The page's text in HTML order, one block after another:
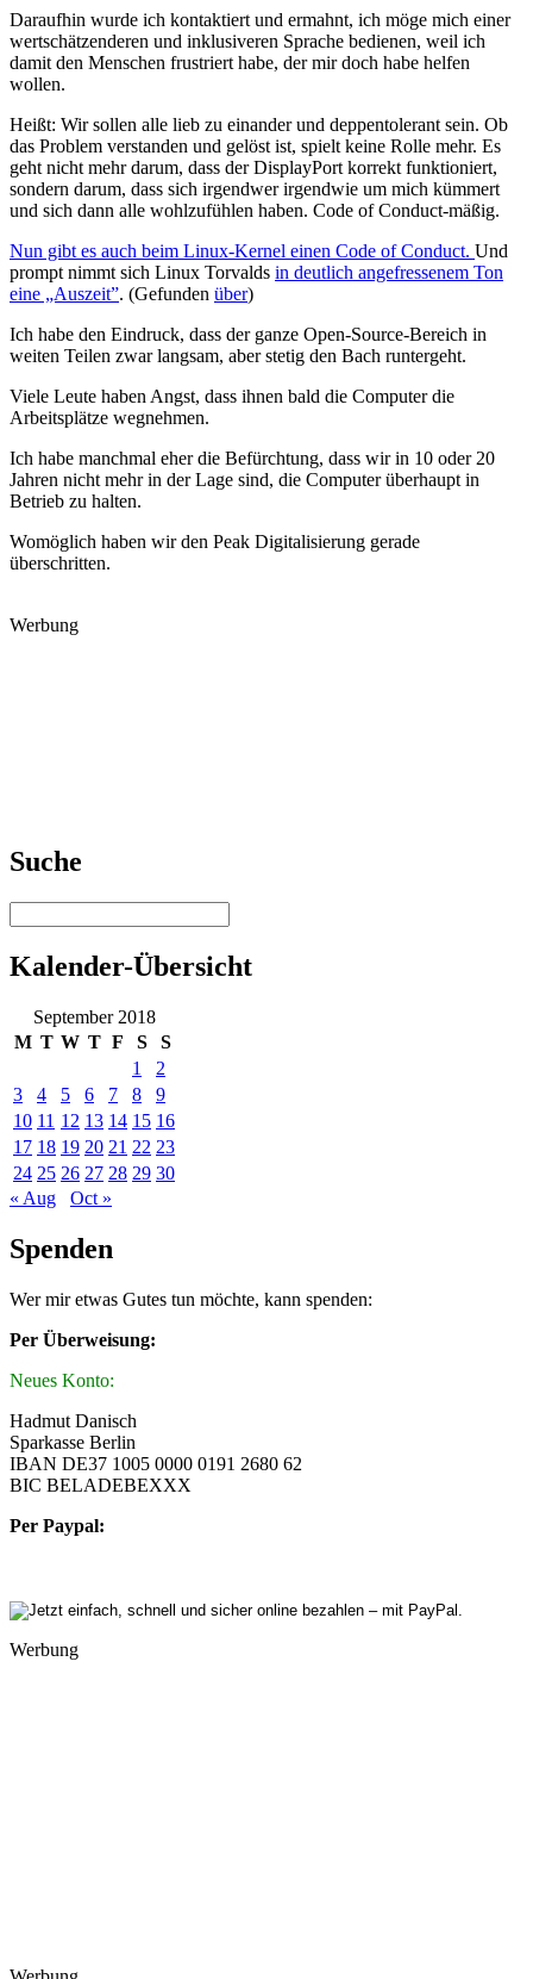
Daraufhin wurde ich kontaktiert und ermahnt, ich möge mich einer
wertschätzenderen und inklusiveren Sprache bedienen, weil ich
damit den Menschen frustriert habe, der mir doch habe helfen
wollen.
Heißt: Wir sollen alle lieb zu einander und deppentolerant sein. Ob
das Problem verstanden und gelöst ist, spielt keine Rolle mehr. Es
geht nicht mehr darum, dass der DisplayPort korrekt funktioniert,
sondern darum, dass sich irgendwer irgendwie um mich kümmert
und sich dann alle wohlzufühlen haben. Code of Conduct-mäßig.
Nun gibt es auch beim Linux-Kernel einen Code of Conduct. Und
prompt nimmt sich Linux Torvalds in deutlich angefressenem Ton
eine „Auszeit”. (Gefunden über)
Ich habe den Eindruck, dass der ganze Open-Source-Bereich in
weiten Teilen zwar langsam, aber stetig den Bach runtergeht.
Viele Leute haben Angst, dass ihnen bald die Computer die
Arbeitsplätze wegnehmen.
Ich habe manchmal eher die Befürchtung, dass wir in 10 oder 20
Jahren nicht mehr in der Lage sind, die Computer überhaupt in
Betrieb zu halten.
Womöglich haben wir den Peak Digitalisierung gerade
überschritten.
Werbung
Suche
Kalender-Übersicht
September 2018
M T W T F S
S
1
2
3
4 5 6 7 8
9
10 11 12 13 14 15 16
17 18 19 20 21 22 23
24 25 26 27 28 29 30
« Aug
Oct »
Spenden
Wer mir etwas Gutes tun möchte, kann spenden:
Per Überweisung:
Neues Konto:
Hadmut Danisch
Sparkasse Berlin
IBAN DE37 1005 0000 0191 2680 62
BIC BELADEBEXXX
Per Paypal:
Werbung